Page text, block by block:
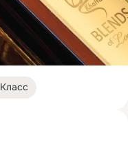
Класс